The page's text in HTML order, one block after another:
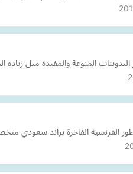
المنوعة والمفيدة مثل زيادة
الفرنسية الفاخرة براند سعودي